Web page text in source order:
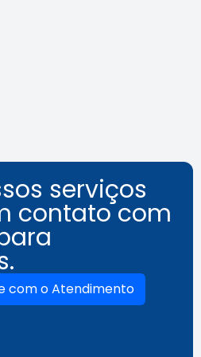
serviços
contato com
com o Atendimento